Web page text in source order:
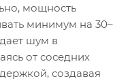
мощность
минимум на 30–
шум в
от соседних
создавая